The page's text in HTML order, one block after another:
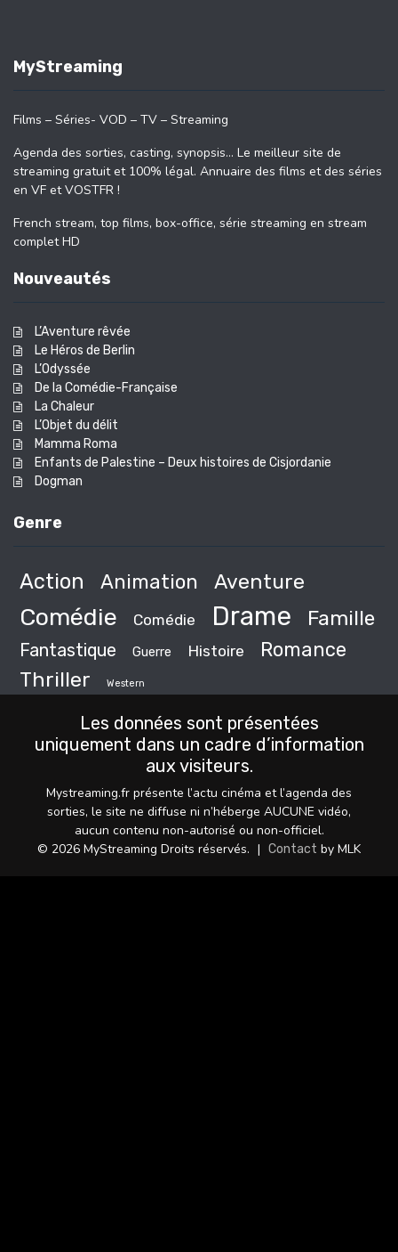
MyStreaming
Films – Séries- VOD – TV – Streaming
Agenda des sorties, casting, synopsis… Le meilleur site de
streaming gratuit et 100% légal. Annuaire des films et des séries
en VF et VOSTFR !
French stream, top films, box-office, série streaming en stream
complet HD
Nouveautés
L’Aventure rêvée
Le Héros de Berlin
L’Odyssée
De la Comédie-Française
La Chaleur
L’Objet du délit
Mamma Roma
Enfants de Palestine – Deux histoires de Cisjordanie
Dogman
Genre
Action Animation Aventure
Comédie Comédie Drame Famille
Fantastique Guerre Histoire Romance
Thriller Western
Les données sont présentées
uniquement dans un cadre d’information
aux visiteurs.
Mystreaming.fr présente l’actu cinéma et l’agenda des
sorties, le site ne diffuse ni n’héberge AUCUNE vidéo,
aucun contenu non-autorisé ou non-officiel.
© 2026 MyStreaming Droits réservés. | Contact by MLK